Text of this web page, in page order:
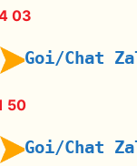
03
Goi/Chat
50
Goi/Chat